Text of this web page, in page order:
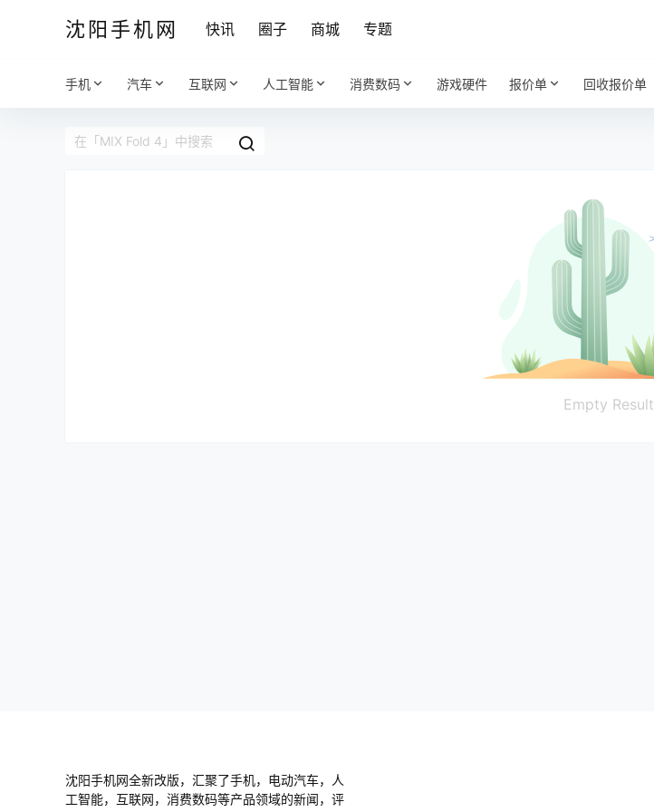
沈阳手机网 快讯 圈子 商城 专题
手机 汽车 互联网 人工智能 消费数码 游戏硬件 报价单 回收报价单
Empty Result
沈阳手机网全新改版，汇聚了手机，电动汽车，人
工智能，互联网，消费数码等产品领域的新闻，评